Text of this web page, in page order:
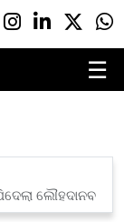
☰
ଲୌହଦାନବ